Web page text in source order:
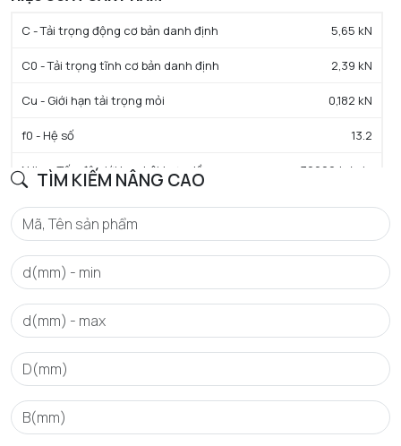
TÌM KIẾM NÂNG CAO
C - Tải trọng động cơ bản danh định 5,65 kN
C0 - Tải trọng tĩnh cơ bản danh định 2,39 kN
Cu - Giới hạn tải trọng mỏi 0,182 kN
f0 - Hệ số 13.2
N lim - Tốc độ giới hạn bôi trơn dầu 30000 tr/min
N lim - Tốc độ giới hạn bôi trơn mỡ 25000 tr/min
Tmin - Nhiệt độ hoạt động tối thiểu -40 °C
Tmax - Nhiệt độ hoạt động tối đa
GIỚI HẠN
da min - Đường kính vai tối thiểu IR 14 mm
Da max - Đường kính vai tối đa OR 26 mm
ra max - Bán kính góc lượn tối đa trục & vỏ